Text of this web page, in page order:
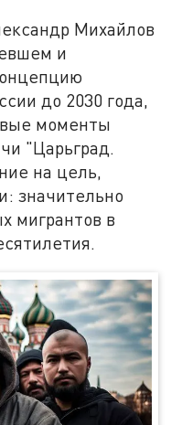
Михайлов
и
до 2030 года,
моменты
"Царьград.
на цель,
значительно
мигрантов в